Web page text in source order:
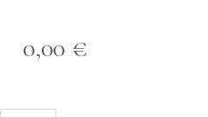
0,00 €